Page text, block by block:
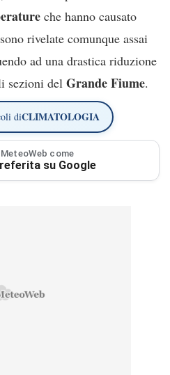
che hanno causato
rivelate comunque assai
ad una drastica riduzione
sezioni del Grande Fiume.
diCLIMATOLOGIA
come
su Google